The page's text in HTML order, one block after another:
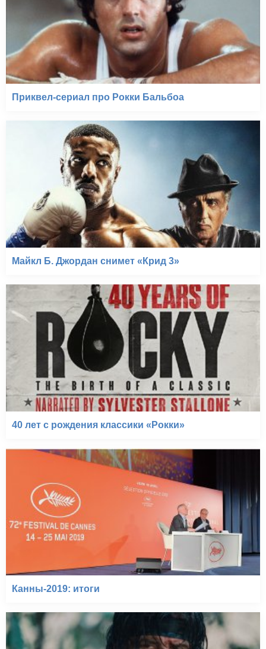
Приквел-сериал про Рокки Бальбоа
Майкл Б. Джордан снимет «Крид 3»
40 лет с рождения классики «Рокки»
Канны-2019: итоги